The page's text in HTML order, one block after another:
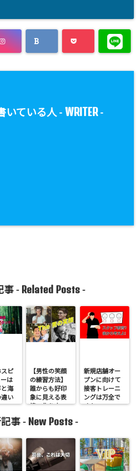
いている人 - WRITER-
事 - Related Posts-
ピ
は
海
い
【男性の笑顔
の練習方法】
誰からも好印
象に見える表
情の作り方
新規店舗オー
プンに向けて
接客トレーニ
ングは万全で
すか?!
事 - New Posts -